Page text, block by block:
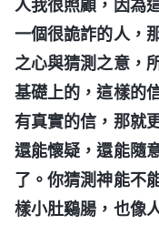
人我很照顧，因為
一個很詭詐的人，
之心與猜測之意，
基礎上的，這樣的
有真實的信，那就
還能懷疑，還能隨
了。你猜測神能不
樣小肚鷄腸，也像